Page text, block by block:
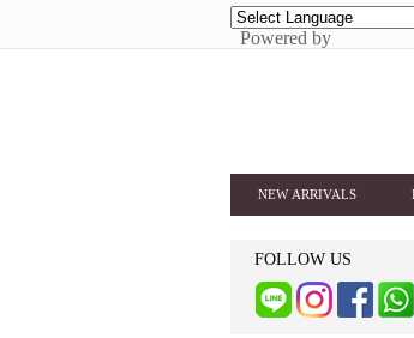
Powered by
NEW ARRIVALS
FOLLOW US